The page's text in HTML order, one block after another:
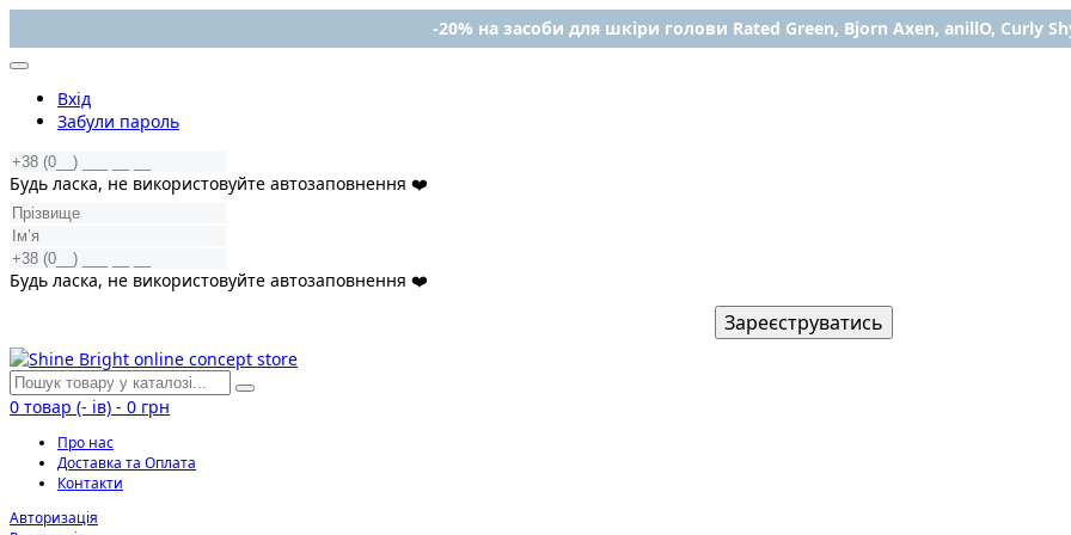
-20% на засоби для шкіри голови Rated Green, Bjorn Axen, anillO, Curly
Вхід
Забули пароль
Будь ласка, не використовуйте автозаповнення ❤️
Будь ласка, не використовуйте автозаповнення ❤️
Зареєструватись
0 товар (- ів) - 0 грн
Про нас
Доставка та Оплата
Контакти
Авторизація